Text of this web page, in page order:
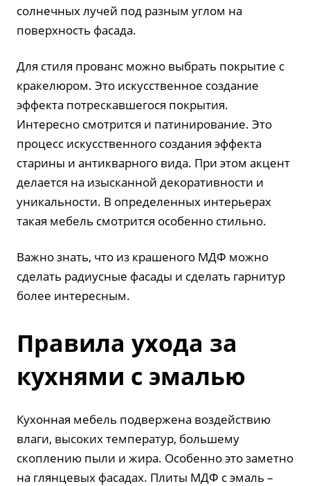
солнечных лучей под разным углом на
поверхность фасада.
Для стиля прованс можно выбрать покрытие с
кракелюром. Это искусственное создание
эффекта потрескавшегося покрытия.
Интересно смотрится и патинирование. Это
процесс искусственного создания эффекта
старины и антикварного вида. При этом акцент
делается на изысканной декоративности и
уникальности. В определенных интерьерах
такая мебель смотрится особенно стильно.
Важно знать, что из крашеного МДФ можно
сделать радиусные фасады и сделать гарнитур
более интересным.
Правила ухода за
кухнями с эмалью
Кухонная мебель подвержена воздействию
влаги, высоких температур, большему
скоплению пыли и жира. Особенно это заметно
на глянцевых фасадах. Плиты МДФ с эмаль –